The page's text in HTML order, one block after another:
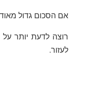
אם הסכום גדול
רוצה לדעת יותר
לעזור.